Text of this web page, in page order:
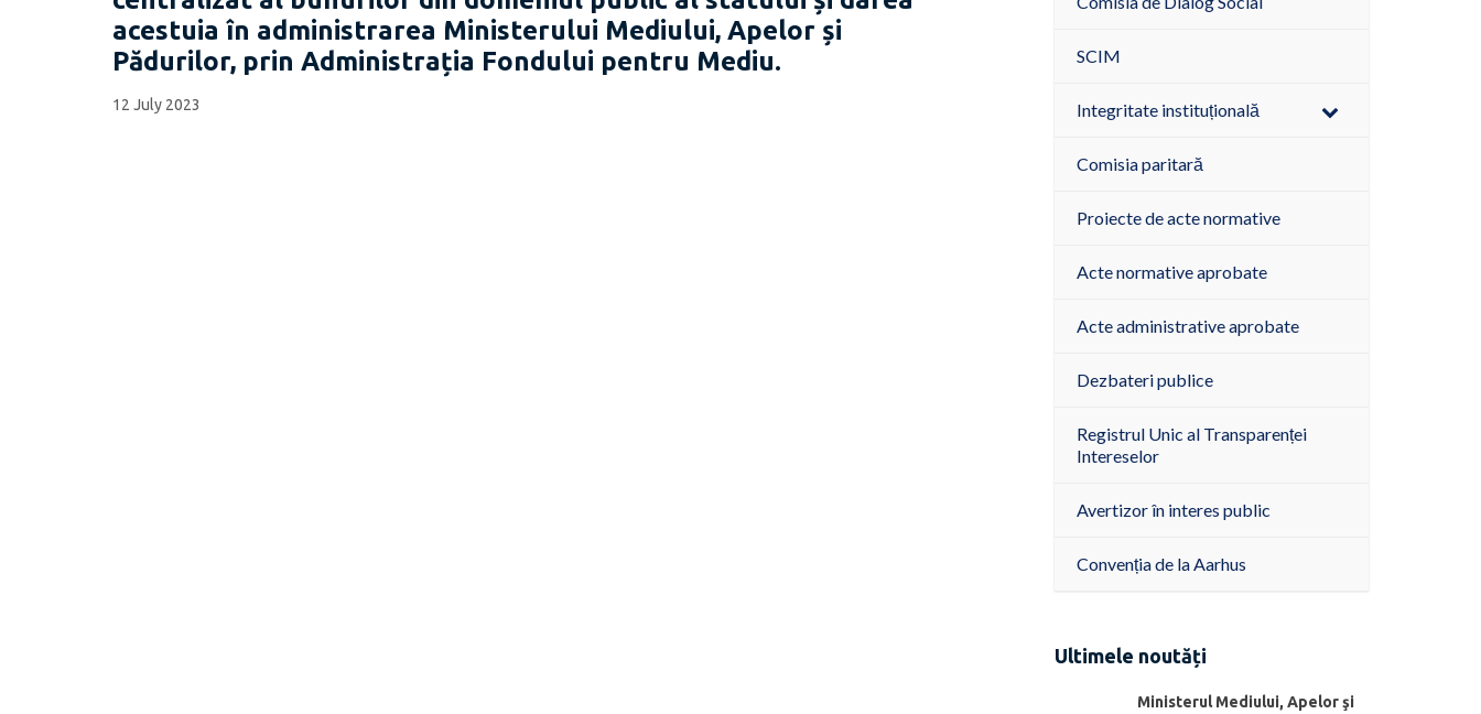
acestuia în administrarea Ministerului Mediului, Apelor și
Pădurilor, prin Administrația Fondului pentru Mediu.
12 July 2023
SCIM
Integritate instituțională
Comisia paritară
Proiecte de acte normative
Acte normative aprobate
Acte administrative aprobate
Dezbateri publice
Registrul Unic al Transparenței
Intereselor
Avertizor în interes public
Convenția de la Aarhus
Ultimele noutăți
Ministerul Mediului, Apelor şi